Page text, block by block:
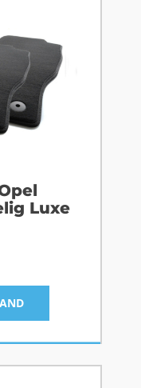
Luxe